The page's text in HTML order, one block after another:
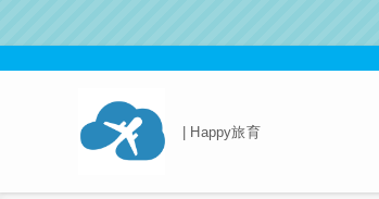
| Happy旅育